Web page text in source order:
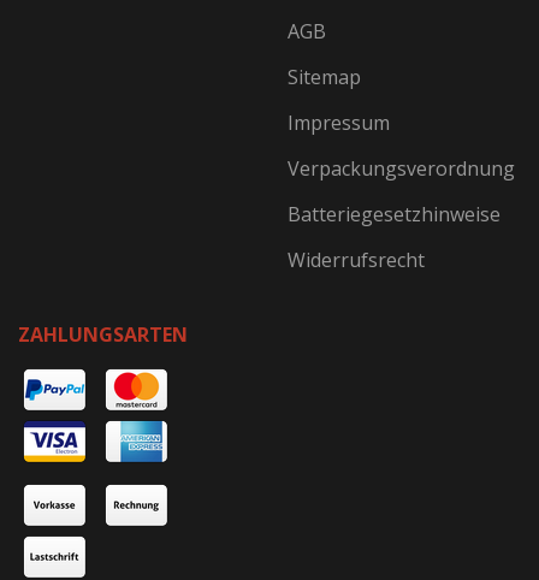
AGB
Sitemap
Impressum
Verpackungsverordnung
Batteriegesetzhinweise
Widerrufsrecht
ZAHLUNGSARTEN